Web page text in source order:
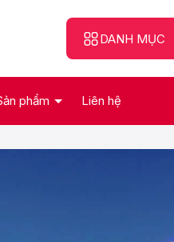
DANH MỤC
phẩm Liên hệ